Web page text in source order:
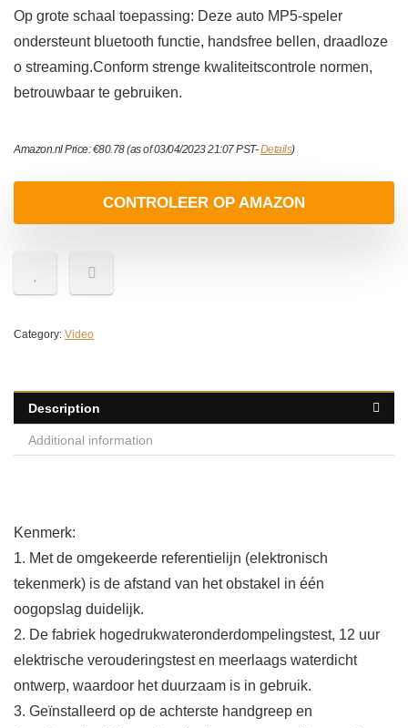
Op grote schaal toepassing: Deze auto MP5-speler
ondersteunt bluetooth functie, handsfree bellen, draadloze
o streaming.Conform strenge kwaliteitscontrole normen,
betrouwbaar te gebruiken.
Amazon.nl Price:€80.78(as of 03/04/2023 21:07 PST-Details)
CONTROLEER OP AMAZON
Category: Video
Description
Additional information
Kenmerk:
1. Met de omgekeerde referentielijn (elektronisch
tekenmerk) is de afstand van het obstakel in één
oogopslag duidelijk.
2. De fabriek hogedrukwateronderdompelingstest, 12 uur
elektrische verouderingstest en meerlaags waterdicht
ontwerp, waardoor het duurzaam is in gebruik.
3. Geïnstalleerd op de achterste handgreep en